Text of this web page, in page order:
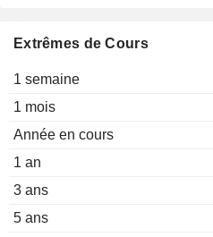
Extrêmes de Cours
1 semaine
1 mois
Année en cours
1 an
3 ans
5 ans